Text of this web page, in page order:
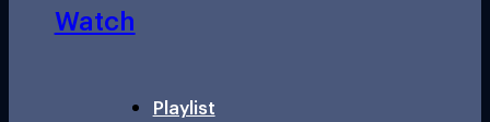
Watch
Playlist